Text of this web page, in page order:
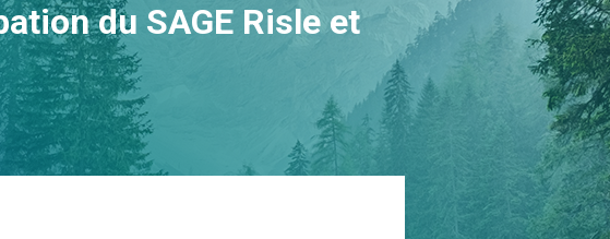
du SAGE Risle et